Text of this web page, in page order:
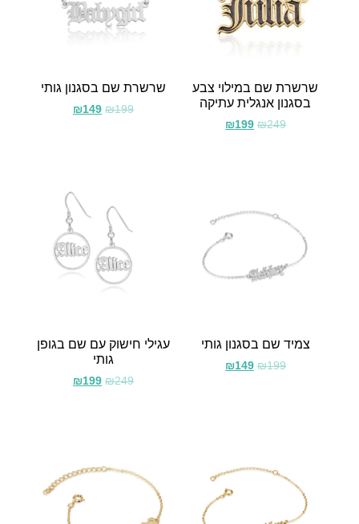
שרשרת שם במילוי צבע
בסגנון אנגלית עתיקה
₪249
₪199
שרשרת שם בסגנון גותי
₪199
₪149
צמיד שם בסגנון גותי
₪199
₪149
עגילי חישוק עם שם בגופן
גותי
₪249
₪199